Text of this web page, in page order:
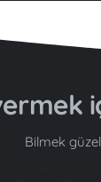
Bilmek